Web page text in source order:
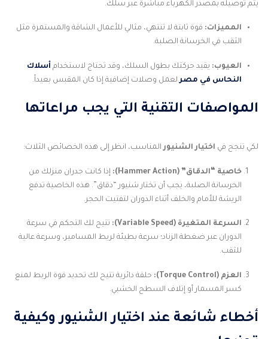
يتم توصيله بمصدر الكهرباء مباشرة عبر سلك.
المميزات: قوة ثابتة لا تنتهي، مثالي للأعمال الشاقة والمستمرة مثل
الثقب في الخرسانة الصلبة.
العيوب: يقيد حركتك بطول السلك، وقد تحتاج لاستخدام أسلاك
النحاس في مصرلعمل وصلات إضافية إذا كان المقبس بعيداً.
المواصفات التقنية التي يجب مراعاتها
لكي تنجح في اختيار الشنيورالمناسب، انظر إلى هذه الخصائص الثلاث:
خاصية “الدقاق” (Hammer Action):
إذا كانت جدران منزلك من
الخرسانة الصلبة، يجب أن تختار شنيور “دقاق”. هذه الخاصية تدفع
الريشة للأمام والخلف أثناء الدوران لتفتيت الحجر.
السرعة المتغيرة (Variable Speed):
تتيح لك التحكم في سرعة
الدوران عبر ضغطة الزناد؛ سرعة بطيئة لربط المسامير، وسرعة عالية
للثقب.
العزم (Torque Control):
حلقة دائرية تتيح لك تحديد قوة الربط لمنع
كسر المسمار أو إتلاف السطح الخشبي.
أخطاء شائعة عند اختيار الشنيور وكيفية